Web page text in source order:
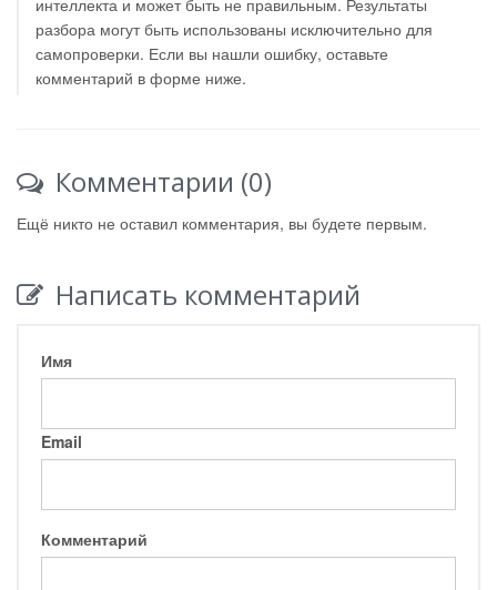
интеллекта и может быть не правильным. Результаты
разбора могут быть использованы исключительно для
самопроверки. Если вы нашли ошибку, оставьте
комментарий в форме ниже.
Комментарии (0)
Ещё никто не оставил комментария, вы будете первым.
Написать комментарий
Имя
Email
Комментарий